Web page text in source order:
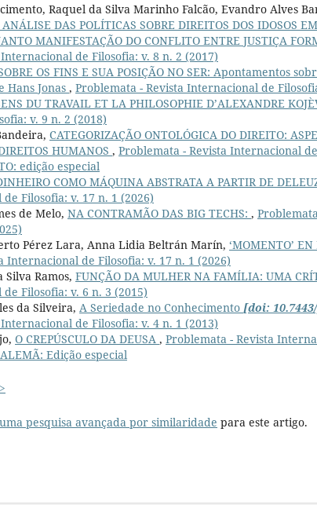
Raquel da Silva Marinho Falcão, Evandro Alves
DAS POLÍTICAS SOBRE DIREITOS DOS IDOSOS
MANIFESTAÇÃO DO CONFLITO ENTRE JUSTIÇA
de Filosofia: v. 8 n. 2 (2017)
OS FINS E SUA POSIÇÃO NO SER: Apontamentos
Hans Jonas , Problemata - Revista Internacional de
DU TRAVAIL ET LA PHILOSOPHIE D’ALEXANDRE
v. 9 n. 2 (2018)
CATEGORIZAÇÃO ONTOLÓGICA DO DIREITO:
HUMANOS , Problemata - Revista Internacional
edição especial
COMO MÁQUINA ABSTRATA A PARTIR DE
Filosofia: v. 17 n. 1 (2026)
de Melo, NA CONTRAMÃO DAS BIG TECHS: ,
Pérez Lara, Anna Lidia Beltrán Marín, ‘MOMENTO’
Internacional de Filosofia: v. 17 n. 1 (2026)
Ramos, FUNÇÃO DA MULHER NA FAMÍLIA: UMA
Filosofia: v. 6 n. 3 (2015)
da Silveira, A Seriedade no Conhecimento [doi:
de Filosofia: v. 4 n. 1 (2013)
O CREPÚSCULO DA DEUSA , Problemata - Revista
Edição especial
pesquisa avançada por similaridade para este artigo.